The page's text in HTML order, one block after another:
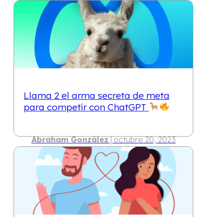
Ramsés Reyes| mayo 2, 2024
10 min
Llama 2 el arma secreta de meta
para competir con ChatGPT
Abraham González| octubre 20, 2023
10 min